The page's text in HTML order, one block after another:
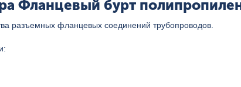
Фланцевый бурт
разъемных фланцевых соединений трубопроводов.